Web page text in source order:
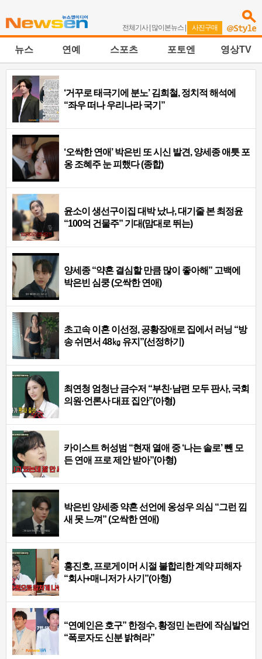
전체기사| 많이본뉴스 | 사진구매
뉴스 연예 스포츠 포토엔 영상TV
‘거꾸로 태극기에 분노’ 김희철, 정치적 해석에
“좌우 떠나 우리나라 국기”
‘오싹한 연애’ 박은빈 또 시신 발견, 양세종 애틋 포
옹 조혜주 눈 피했다 (종합)
윤소이 생선구이집 대박 났나, 대기줄 본 최정윤
“100억 건물주” 기대(맘대로 뛰는)
양세종 “약혼 결심할 만큼 많이 좋아해” 고백에
박은빈 심쿵 (오싹한 연애)
초고속 이혼 이선정, 공황장애로 집에서 러닝 “방
송 쉬면서 48㎏ 유지”(선정하기)
최연청 엄청난 금수저 “부친·남편 모두 판사, 국회
의원·언론사 대표 집안”(아형)
카이스트 허성범 “현재 열애 중 ‘나는 솔로’ 뺀 모
든 연애 프로 제안 받아”(아형)
박은빈 양세종 약혼 선언에 옹성우 의심 “그런 낌
새 못 느껴” (오싹한 연애)
홍진호, 프로게이머 시절 불합리한 계약 피해자
“회사+매니저가 사기”(아형)
“연예인은 호구” 한정수, 황정민 논란에 작심발언
“폭로자도 신분 밝혀라”